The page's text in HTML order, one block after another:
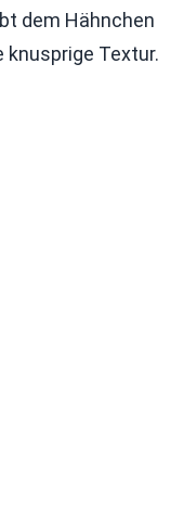
dem Hähnchen
knusprige Textur.